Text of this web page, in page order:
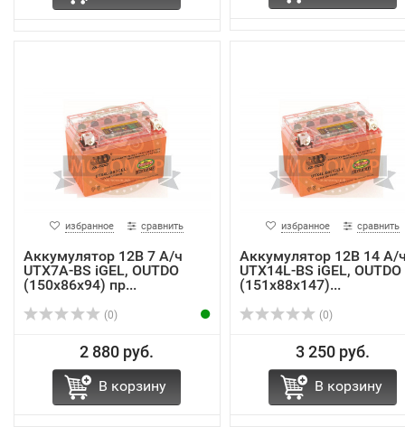
избранное сравнить
Аккумулятор 12В 7 А/ч
UTX7A-BS iGEL, OUTDO
(150х86х94) пр...
(0)
2 880 руб.
В корзину
избранное сравнить
Аккумулятор 12В 14 А/
UTX14L-BS iGEL, OUTDO
(151х88х147)...
(0)
3 250 руб.
В корзину